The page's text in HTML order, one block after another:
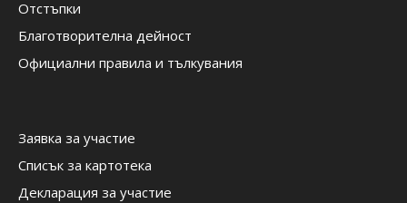
Отстъпки
Благотворителна дейност
Официални правила и тълкувания
Заявка за участие
Списък за картотека
Декларация за участие